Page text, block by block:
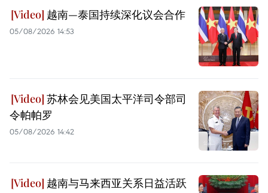
越南—泰国持续深化议会合作
05/08/2026 14:53
苏林会见美国太平洋司令部司
令帕帕罗
05/08/2026 14:42
越南与马来西亚关系日益活跃